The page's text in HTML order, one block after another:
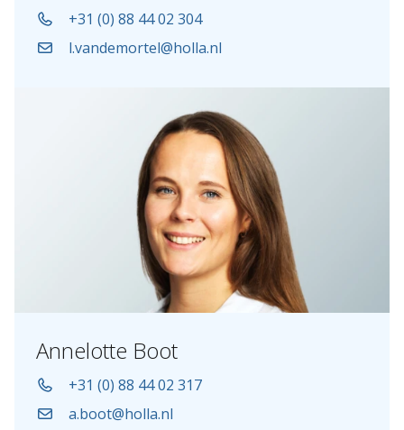
+31 (0) 88 44 02 304
l.vandemortel@holla.nl
Annelotte Boot
+31 (0) 88 44 02 317
a.boot@holla.nl